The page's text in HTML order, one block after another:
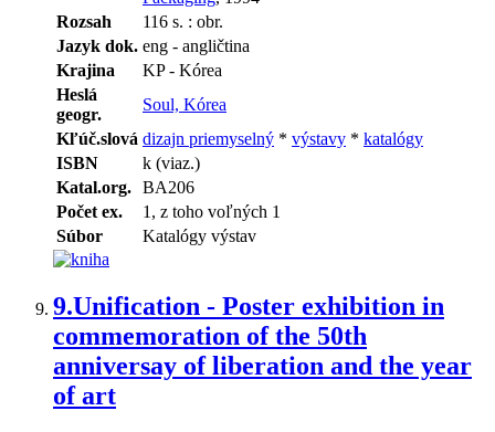
Rozsah
116 s. : obr.
Jazyk dok. eng - angličtina
Krajina
KP - Kórea
Heslá
geogr.
Soul, Kórea
Kľúč.slová dizajn priemyselný * výstavy * katalógy
ISBN
k (viaz.)
Katal.org. BA206
Počet ex.
1, z toho voľných 1
Súbor
Katalógy výstav
9.Unification - Poster exhibition in
commemoration of the 50th
anniversay of liberation and the year
of art